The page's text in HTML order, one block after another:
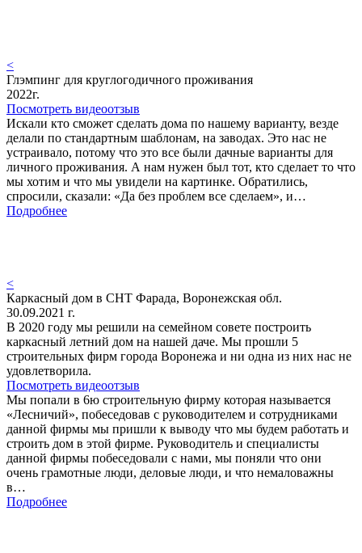
<
Глэмпинг для круглогодичного проживания
2022г.
Посмотреть видеоотзыв
Искали кто сможет сделать дома по нашему варианту, везде
делали по стандартным шаблонам, на заводах. Это нас не
устраивало, потому что это все были дачные варианты для
личного проживания. А нам нужен был тот, кто сделает то что
мы хотим и что мы увидели на картинке. Обратились,
спросили, сказали: «Да без проблем все сделаем», и…
Подробнее
<
Каркасный дом в СНТ Фарада, Воронежская обл.
30.09.2021 г.
В 2020 году мы решили на семейном совете построить
каркасный летний дом на нашей даче. Мы прошли 5
строительных фирм города Воронежа и ни одна из них нас не
удовлетворила.
Посмотреть видеоотзыв
Мы попали в 6ю строительную фирму которая называется
«Лесничий», побеседовав с руководителем и сотрудниками
данной фирмы мы пришли к выводу что мы будем работать и
строить дом в этой фирме. Руководитель и специалисты
данной фирмы побеседовали с нами, мы поняли что они
очень грамотные люди, деловые люди, и что немаловажны
в…
Подробнее